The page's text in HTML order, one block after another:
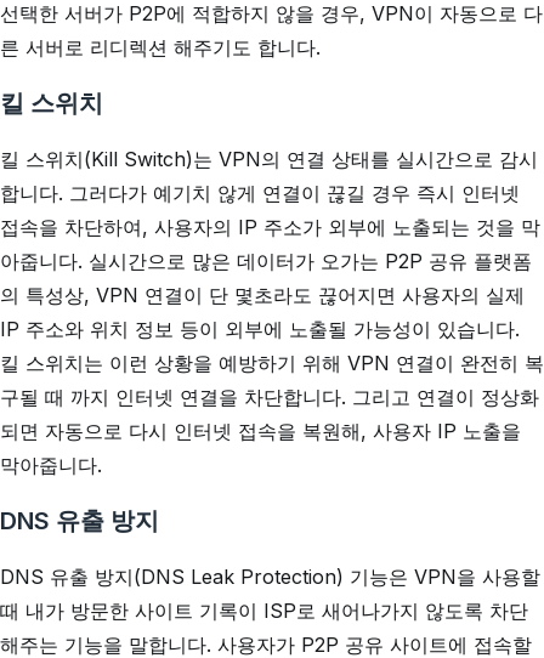
선택한 서버가 P2P에 적합하지 않을 경우, VPN이 자동으로 다
른 서버로 리디렉션 해주기도 합니다.
킬 스위치
킬 스위치(Kill Switch)는 VPN의 연결 상태를 실시간으로 감시
합니다. 그러다가 예기치 않게 연결이 끊길 경우 즉시 인터넷
접속을 차단하여, 사용자의 IP 주소가 외부에 노출되는 것을 막
아줍니다. 실시간으로 많은 데이터가 오가는 P2P 공유 플랫폼
의 특성상, VPN 연결이 단 몇초라도 끊어지면 사용자의 실제
IP 주소와 위치 정보 등이 외부에 노출될 가능성이 있습니다.
킬 스위치는 이런 상황을 예방하기 위해 VPN 연결이 완전히 복
구될 때 까지 인터넷 연결을 차단합니다. 그리고 연결이 정상화
되면 자동으로 다시 인터넷 접속을 복원해, 사용자 IP 노출을
막아줍니다.
DNS 유출 방지
DNS 유출 방지(DNS Leak Protection) 기능은 VPN을 사용할
때 내가 방문한 사이트 기록이 ISP로 새어나가지 않도록 차단
해주는 기능을 말합니다. 사용자가 P2P 공유 사이트에 접속할